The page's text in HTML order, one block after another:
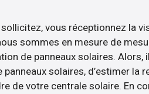
vous réceptionnez la
sommes en mesure de
de panneaux solaires.
panneaux solaires, d’estimer la
de votre centrale solaire. En